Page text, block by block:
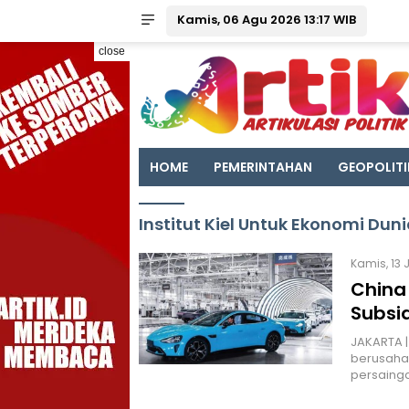
Kamis, 06 Agu 2026 13:17 WIB
close
HOME PEMERINTAHAN
Institut Kiel Untuk Ekonomi
Kamis, 13